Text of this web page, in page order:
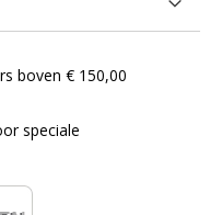
boven € 150,00
speciale